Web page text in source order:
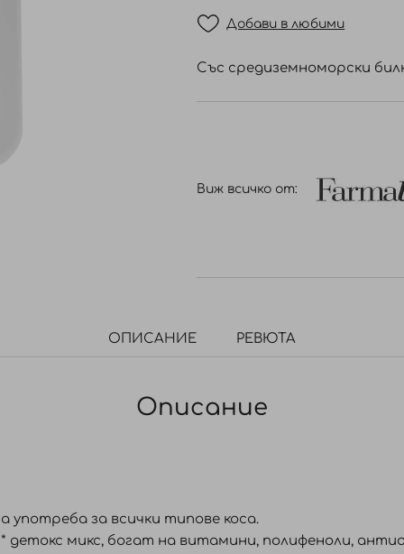
Добави в любими
Със средиземноморски
Виж всичко от:
ОПИСАНИЕ РЕВЮТА
Описание
употреба за всички типове коса.
детокс микс, богат на витамини, полифеноли,